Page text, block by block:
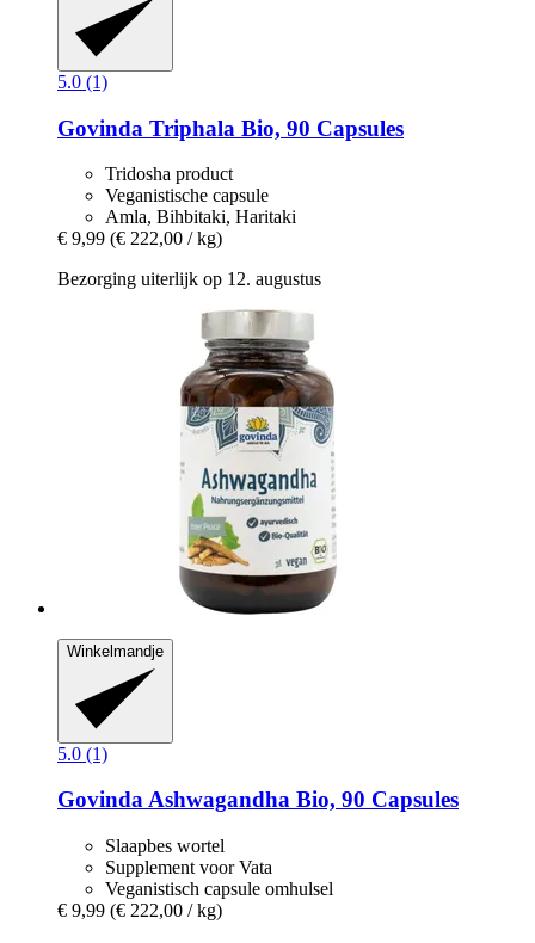
5.0 (1)
Govinda Triphala Bio, 90 Capsules
Tridosha product
Veganistische capsule
Amla, Bihbitaki, Haritaki
€ 9,99 (€ 222,00 / kg)
Bezorging uiterlijk op 12. augustus
Winkelmandje
5.0 (1)
GovindaAshwagandha Bio, 90 Capsules
Slaapbes wortel
Supplement voor Vata
Veganistisch capsule omhulsel
€ 9,99 (€ 222,00 / kg)